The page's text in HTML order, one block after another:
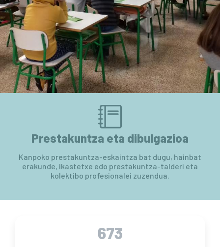
Prestakuntza eta dibulgazioa
Kanpoko prestakuntza-eskaintza bat dugu, hainbat
erakunde, ikastetxe edo prestakuntza-talderi eta
kolektibo profesionalei zuzendua.
673